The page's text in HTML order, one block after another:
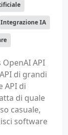
Integrazione IA
API
di grandi
API di
di quale
casuale,
software